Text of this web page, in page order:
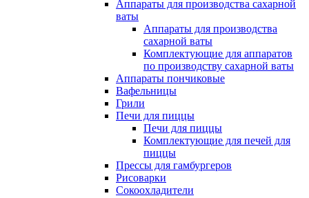
Аппараты для производства сахарной
ваты
Аппараты для производства
сахарной ваты
Комплектующие для аппаратов
по производству сахарной ваты
Аппараты пончиковые
Вафельницы
Грили
Печи для пиццы
Печи для пиццы
Комплектующие для печей для
пиццы
Прессы для гамбургеров
Рисоварки
Сокоохладители